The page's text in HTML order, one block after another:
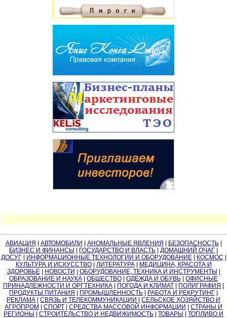
АВИАЦИЯ АВТОМОБИЛИ АНОМАЛЬНЫЕ ЯВЛЕНИЯ БЕЗОПАСНОСТЬ|
БИЗНЕС И ФИНАНСЫ
ГОСУДАРСТВО И ВЛАСТЬ ДОМАШНИЙ ОЧАГ
ДОСУГ| ИНФОРМАЦИОННЫЕ ТЕХНОЛОГИИ И ОБОРУДОВАНИЕ| КОСМОС
КУЛЬТУРА И ИСКУССТВО| ЛИТЕРАТУРА|
МЕДИЦИНА, КРАСОТА И
ЗДОРОВЬЕ| НОВОСТИ ОБОРУДОВАНИЕ, ТЕХНИКА И ИНСТРУМЕНТЫ
ОБРАЗОВАНИЕ И НАУКА
ОБЩЕСТВО ОДЕЖДА И ОБУВЬ
ОФИСНЫЕ
ПРИНАДЛЕЖНОСТИ И ОРГТЕХНИКА
ПОГОДА И КЛИМАТ ПОЛИГРАФИЯ
ПРОДУКТЫ ПИТАНИЯ
ПРОМЫШЛЕННОСТЬ РАБОТА И РЕКРУТИНГ
РЕКЛАМА
СВЯЗЬ И ТЕЛЕКОММУНИКАЦИИ
СЕЛЬСКОЕ ХОЗЯЙСТВО И
АГРОПРОМ
СПОРТ СРЕДСТВА МАССОВОЙ ИНФОРМАЦИИ
СТРАНЫ И
РЕГИОНЫ
СТРОИТЕЛЬСТВО И НЕДВИЖИМОСТЬ ТОВАРЫ
ТОПЛИВО И